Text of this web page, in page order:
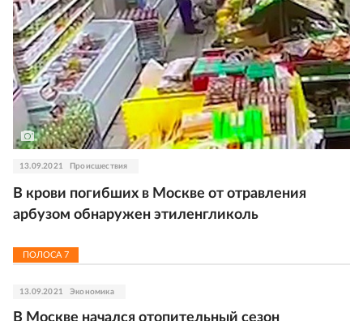
13.09.2021 Происшествия
В крови погибших в Москве от отравления
арбузом обнаружен этиленгликоль
ПОЛОСА 7
13.09.2021 Экономика
В Москве начался отопительный сезон